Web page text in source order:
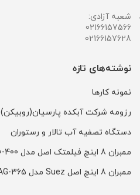
شعبه آزادی:
02166157566
02166157628
نوشته‌های تازه
نمونه کارها
رزومه شرکت آبکده پارسیان(روبیکن)
دستگاه تصفیه آب تالار و رستوران
ممبران 8 اینچ فیلمتک اصل مدل BW30-400
ممبران 8 اینچ اصل Suez مدل AG-365